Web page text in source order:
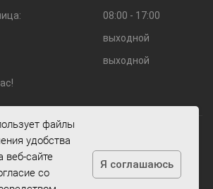
08:00 - 17:00
выходной
выходной
Компания Шоко.ru
файлы
удобства
веб-сайте
со
Я соглашаюсь